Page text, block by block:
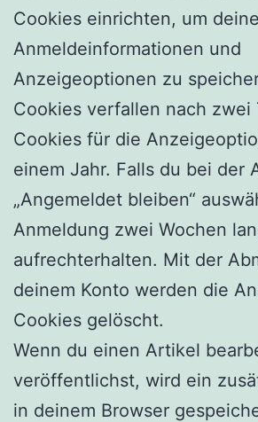
Cookies einrichten, um deine
Anmeldeinformationen und
Anzeigeoptionen zu
Cookies verfallen nach zwei
Cookies für die
einem Jahr. Falls du bei der
„Angemeldet bleiben“
Anmeldung zwei Wochen
aufrechterhalten. Mit der
deinem Konto werden die
Cookies gelöscht.
Wenn du einen Artikel
veröffentlichst, wird ein
in deinem Browser